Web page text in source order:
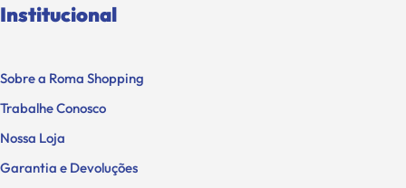
Institucional
Sobre a Roma Shopping
Trabalhe Conosco
Nossa Loja
Garantia e Devoluções